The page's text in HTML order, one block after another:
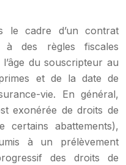
le cadre d’un contrat
à des règles fiscales
du souscripteur au
et de la date de
vie. En général,
exonérée de droits de
certains abattements),
à un prélèvement
des droits de